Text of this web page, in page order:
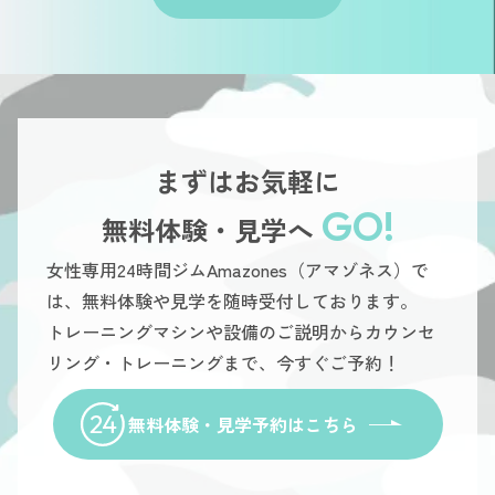
まずはお気軽に
無料体験・見学へ GO!
女性専用24時間ジムAmazones（アマゾネス）で
は、無料体験や見学を随時受付しております。
トレーニングマシンや設備のご説明からカウンセ
リング・トレーニングまで、今すぐご予約！
無料体験・見学予約はこちら